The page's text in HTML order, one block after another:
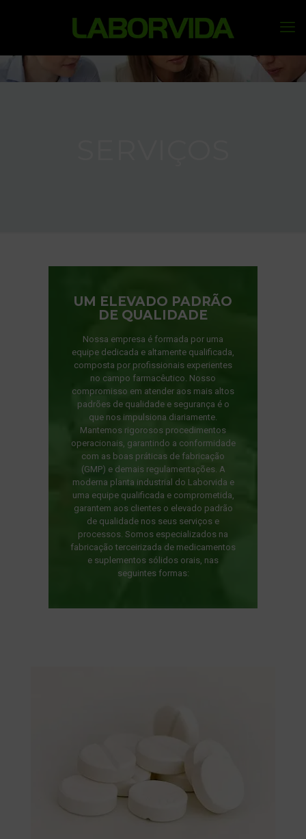
UM ELEVADO PADRÃO
DE QUALIDADE
Nossa empresa é formada por uma
equipe dedicada e altamente qualificada,
composta por profissionais experientes
no campo farmacêutico. Nosso
compromisso em atender aos mais altos
padrões de qualidade e segurança é o
que nos impulsiona diariamente.
Mantemos rigorosos procedimentos
operacionais, garantindo a conformidade
com as boas práticas de fabricação
(GMP) e demais regulamentações. A
moderna planta industrial do Laborvida e
uma equipe qualificada e comprometida,
garantem aos clientes o elevado padrão
de qualidade nos seus serviços e
processos. Somos especializados na
fabricação terceirizada de medicamentos
e suplementos sólidos orais, nas
seguintes formas: